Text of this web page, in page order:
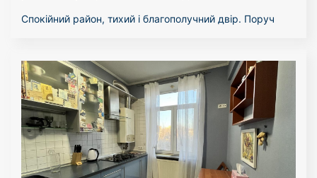
Спокійний район, тихий і благополучний двір. Поруч
За більш детальною інформацією - звертайтесь за
телефоном!